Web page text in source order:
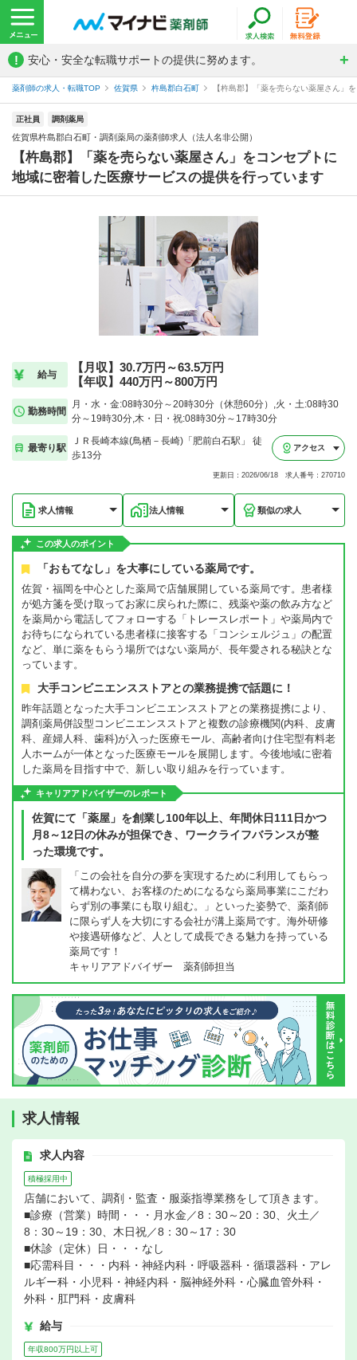
! 安心・安全な転職サポートの提供に努めます。
薬剤師の求人・転職TOP 佐賀県 杵島郡白石町 【杵島郡】「薬を売らない薬屋さん」
正社員 調剤薬局
佐賀県杵島郡白石町・調剤薬局の薬剤師求人（法人名非公開）
【杵島郡】「薬を売らない薬屋さん」をコンセプトに
地域に密着した医療サービスの提供を行っています
給与
【月収】30.7万円～63.5万円
【年収】440万円～800万円
勤務時間
月・水・金:08時30分～20時30分（休憩60分）,火・土:08時30
分～19時30分,木・日・祝:08時30分～17時30分
最寄り駅
ＪＲ長崎本線(鳥栖－長崎)「肥前白石駅」 徒
歩13分
アクセス
更新日：2026/06/18 求人番号：270710
求人情報 法人情報 類似の求人
この求人のポイント
「おもてなし」を大事にしている薬局です。
佐賀・福岡を中心とした薬局で店舗展開している薬局です。患者様
が処方箋を受け取ってお家に戻られた際に、残薬や薬の飲み方など
を薬局から電話してフォローする「トレースレポート」や薬局内で
お待ちになられている患者様に接客する「コンシェルジュ」の配置
など、単に薬をもらう場所ではない薬局が、長年愛される秘訣とな
っています。
大手コンビニエンスストアとの業務提携で話題に！
昨年話題となった大手コンビニエンスストアとの業務提携により、
調剤薬局併設型コンビニエンスストアと複数の診療機関(内科、皮膚
科、産婦人科、歯科)が入った医療モール、高齢者向け住宅型有料老
人ホームが一体となった医療モールを展開します。今後地域に密着
した薬局を目指す中で、新しい取り組みを行っています。
キャリアアドバイザーのレポート
佐賀にて「薬屋」を創業し100年以上、年間休日111日かつ
月8～12日の休みが担保でき、ワークライフバランスが整
った環境です。
「この会社を自分の夢を実現するために利用してもらっ
て構わない、お客様のためになるなら薬局事業にこだわ
らず別の事業にも取り組む。」といった姿勢で、薬剤師
に限らず人を大切にする会社が溝上薬局です。海外研修
や接遇研修など、人として成長できる魅力を持っている
薬局です！
キャリアアドバイザー 薬剤師担当
求人情報
求人内容
積極採用中
店舗において、調剤・監査・服薬指導業務をして頂きます。
■診療（営業）時間・・・月水金／8：30～20：30、火土／
8：30～19：30、木日祝／8：30～17：30
■休診（定休）日・・・なし
■応需科目・・・内科・神経内科・呼吸器科・循環器科・アレ
ルギー科・小児科・神経内科・脳神経外科・心臓血管外科・
外科・肛門科・皮膚科
給与
年収800万円以上可